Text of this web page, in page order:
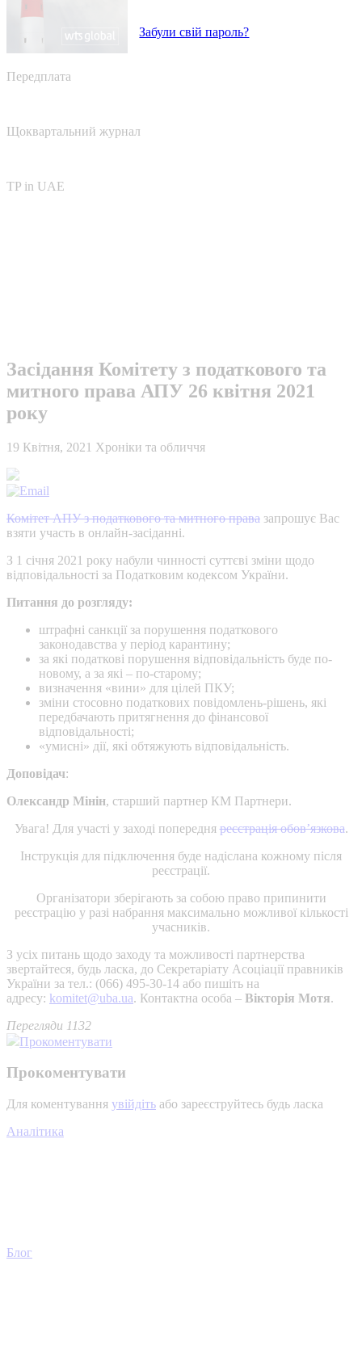
Забули свій пароль?
Передплата
Щоквартальний журнал
TP in UAE
Засідання Комітету з податкового та
митного права АПУ 26 квітня 2021
року
19 Квітня, 2021 Хроніки та обличчя
Комітет АПУ з податкового та митного права запрошує Вас
взяти участь в онлайн-засіданні.
З 1 січня 2021 року набули чинності суттєві зміни щодо
відповідальності за Податковим кодексом України.
Питання до розгляду:
штрафні санкції за порушення податкового
законодавства у період карантину;
за які податкові порушення відповідальність буде по-
новому, а за які – по-старому;
визначення «вини» для цілей ПКУ;
зміни стосовно податкових повідомлень-рішень, які
передбачають притягнення до фінансової
відповідальності;
«умисні» дії, які обтяжують відповідальність.
Доповідач:
Олександр Мінін, старший партнер КМ Партнери.
Увага! Для участі у заході попередняреєстрація обов’язкова.
Інструкція для підключення буде надіслана кожному після
реєстрації.
Організатори зберігають за собою право припинити
реєстрацію у разі набрання максимально можливої кількості
учасників.
З усіх питань щодо заходу та можливості партнерства
звертайтеся, будь ласка, до Секретаріату Асоціації правників
України за тел.: (066) 495-30-14 або пишіть на
адресу: komitet@uba.ua. Контактна особа – Вікторія Мотя.
Перегляди 1132
Прокоментувати
Прокоментувати
Для коментування увійдіть або зареєструйтесь будь ласка
Аналітика
Блог